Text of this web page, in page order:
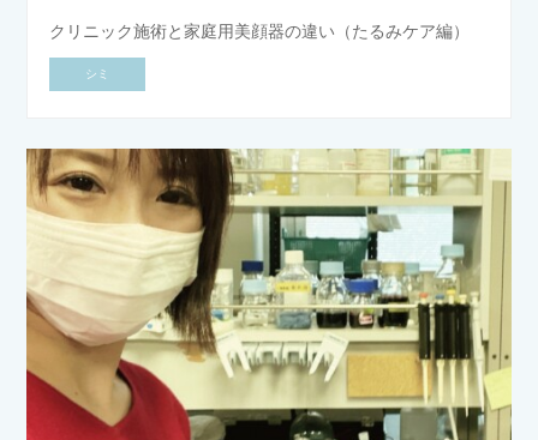
クリニック施術と家庭用美顔器の違い（たるみケア編）
シミ